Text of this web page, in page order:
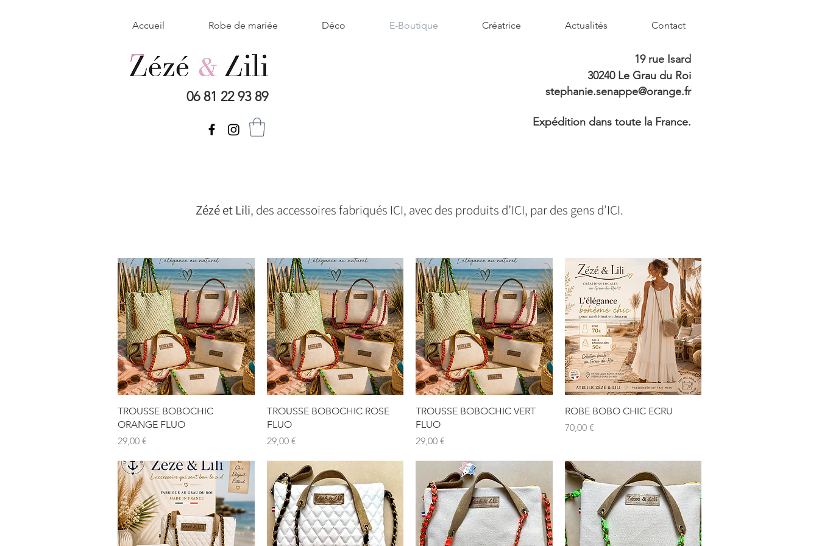
Accueil Robe de mariée Déco E-Boutique Créatrice Actualités Contact
06 81 22 93 89
19 rue Isard
30240 Le Grau du Roi
stephanie.senappe@orange.fr
Expédition dans toute la France.
Zézé et Lili, des accessoires fabriqués ICI, avec des produits d’ICI, par des gens d’ICI.
Aperçu rapide
TROUSSE BOBOCHIC
ORANGE FLUO
Prix
29,00 €
Aperçu rapide
TROUSSE BOBOCHIC ROSE
FLUO
Prix
29,00 €
Aperçu rapide
TROUSSE BOBOCHIC VERT
FLUO
Prix
29,00 €
Aperçu rapide
ROBE BOBO CHIC ECRU
Prix
70,00 €